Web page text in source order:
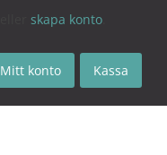
skapa konto
Mitt konto Kassa